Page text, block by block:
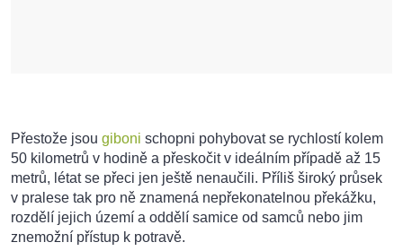
Přestože jsou giboni schopni pohybovat se rychlostí kolem
50 kilometrů v hodině a přeskočit v ideálním případě až 15
metrů, létat se přeci jen ještě nenaučili. Příliš široký průsek
v pralese tak pro ně znamená nepřekonatelnou překážku,
rozdělí jejich území a oddělí samice od samců nebo jim
znemožní přístup k potravě.